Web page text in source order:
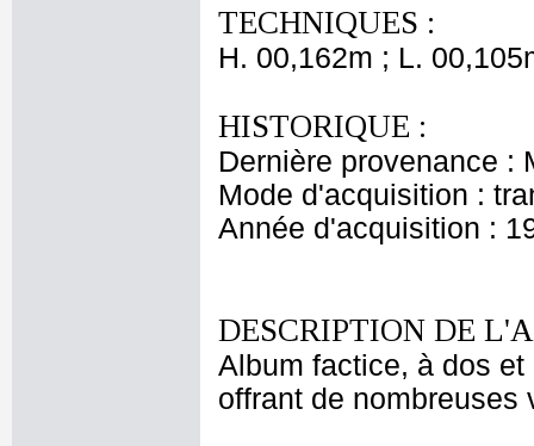
TECHNIQUES :
H. 00,162m ; L.
HISTORIQUE :
Dernière provenance :
Mode d'acquisition :
Année d'acquisition :
DESCRIPTION DE
Album factice, à dos
offrant de nombreuses